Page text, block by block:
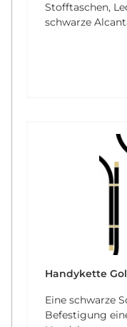
Stofftaschen,
schwarze
Handykette
Eine schwarze
Befestigung